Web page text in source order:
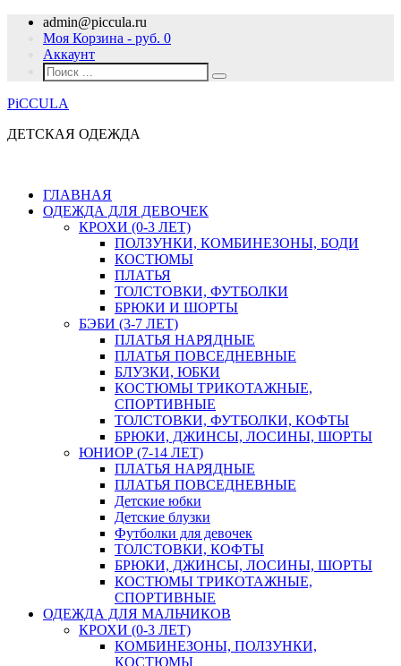
admin@piccula.ru
Моя Корзина - руб. 0
Аккаунт
PiCCULA
ДЕТСКАЯ ОДЕЖДА
ГЛАВНАЯ
ОДЕЖДА ДЛЯ ДЕВОЧЕК
КРОХИ (0-3 ЛЕТ)
ПОЛЗУНКИ, КОМБИНЕЗОНЫ, БОДИ
КОСТЮМЫ
ПЛАТЬЯ
ТОЛСТОВКИ, ФУТБОЛКИ
БРЮКИ И ШОРТЫ
БЭБИ (3-7 ЛЕТ)
ПЛАТЬЯ НАРЯДНЫЕ
ПЛАТЬЯ ПОВСЕДНЕВНЫЕ
БЛУЗКИ, ЮБКИ
КОСТЮМЫ ТРИКОТАЖНЫЕ,
СПОРТИВНЫЕ
ТОЛСТОВКИ, ФУТБОЛКИ, КОФТЫ
БРЮКИ, ДЖИНСЫ, ЛОСИНЫ, ШОРТЫ
ЮНИОР (7-14 ЛЕТ)
ПЛАТЬЯ НАРЯДНЫЕ
ПЛАТЬЯ ПОВСЕДНЕВНЫЕ
Детские юбки
Детские блузки
Футболки для девочек
ТОЛСТОВКИ, КОФТЫ
БРЮКИ, ДЖИНСЫ, ЛОСИНЫ, ШОРТЫ
КОСТЮМЫ ТРИКОТАЖНЫЕ,
СПОРТИВНЫЕ
ОДЕЖДА ДЛЯ МАЛЬЧИКОВ
КРОХИ (0-3 ЛЕТ)
КОМБИНЕЗОНЫ, ПОЛЗУНКИ,
КОСТЮМЫ